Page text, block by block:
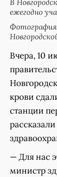
В
ежегодно
Фотография
Вчера, 10
крови
станции
— Для нас
министр